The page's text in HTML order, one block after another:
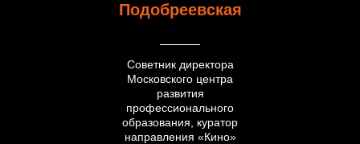
Подобреевская
Советник директора
Московского центра
развития
профессионального
образования, куратор
направления «Кино»